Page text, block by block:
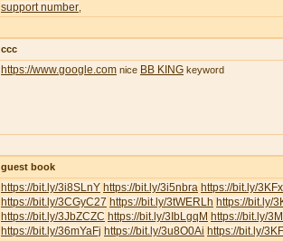
support number
ccc
https://www.google.com nice BB KING keyword
guest book
https://bit.ly/3i8SLnY https://bit.ly/3i5nbra https://bit.ly/
https://bit.ly/3CGyC27 https://bit.ly/3tWERLh https://bit.ly/
https://bit.ly/3JbZCZC https://bit.ly/3IbLgqM https://bit.ly/
https://bit.ly/36mYaFj https://bit.ly/3u8O0Ai https://bit.ly/